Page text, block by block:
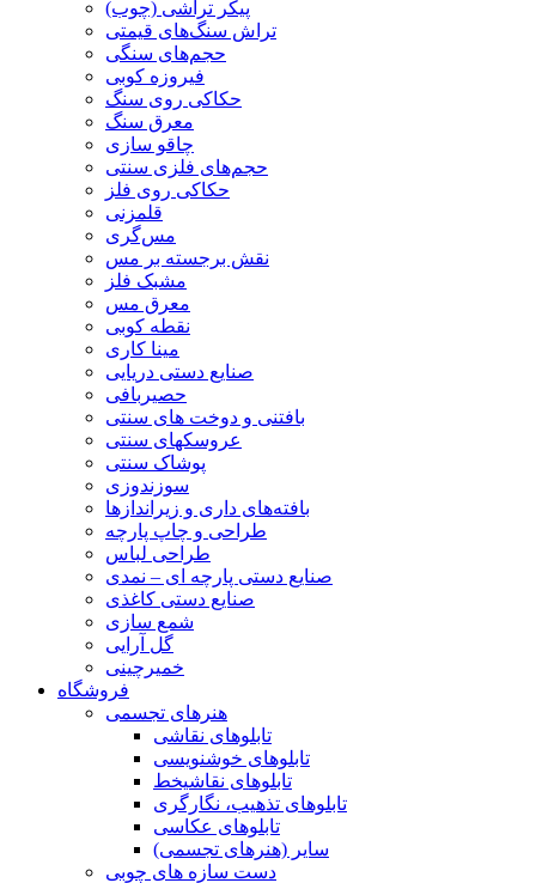
پیکر تراشی (چوب)
تراش سنگ‌های قیمتی
حجم‌های سنگی
فیروزه کوبی
حکاکی روی سنگ
معرق سنگ
چاقو سازی
حجم‌های فلزی سنتی
حکاکی روی فلز
قلمزنی
مس‌گری
نقش برجسته بر مس
مشبک فلز
معرق مس
نقطه کوبی
مینا کاری
صنایع دستی دریایی
حصیربافی
بافتنی‌ و دوخت های سنتی
عروسکهای سنتی
پوشاک سنتی
سوزندوزی
بافته‌های داری و زیراندازها
طراحی و چاپ پارچه
طراحی لباس
صنایع دستی پارچه ای – نمدی
صنایع دستی کاغذی
شمع سازی
گل آرایی
خمیرچینی
فروشگاه
هنرهای تجسمی
تابلوهای نقاشی
تابلوهای خوشنویسی
تابلوهای نقاشیخط
تابلوهای تذهیب، نگارگری
تابلوهای عکاسی
سایر (هنرهای تجسمی)
دست سازه های چوبی